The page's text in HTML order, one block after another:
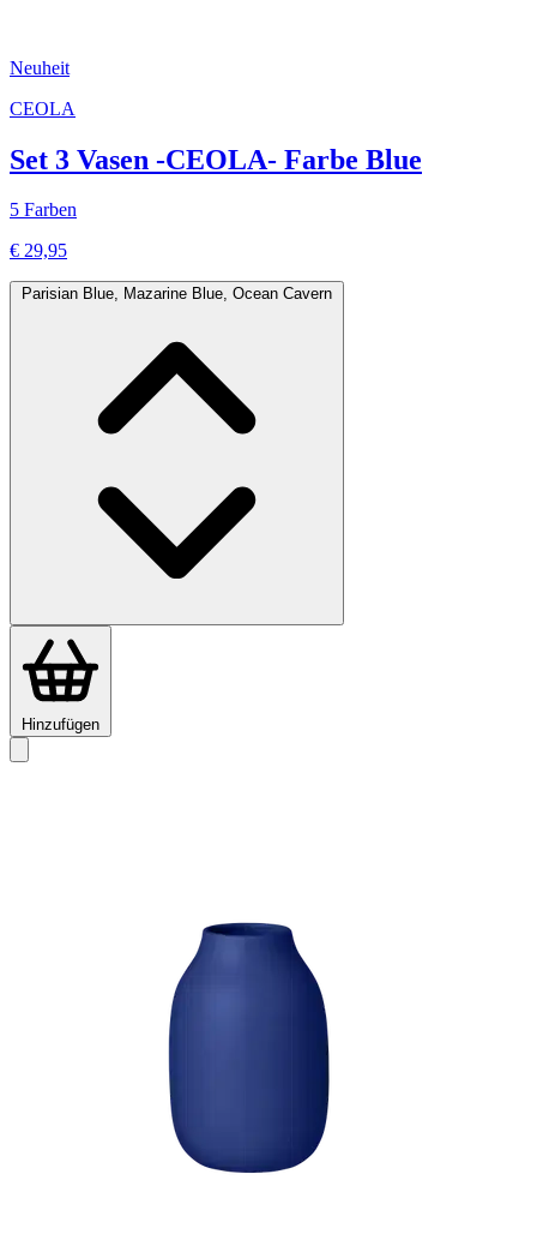
Neuheit
CEOLA
Set 3 Vasen -CEOLA- Farbe Blue
5 Farben
€ 29,95
Parisian Blue, Mazarine Blue, Ocean Cavern
Hinzufügen